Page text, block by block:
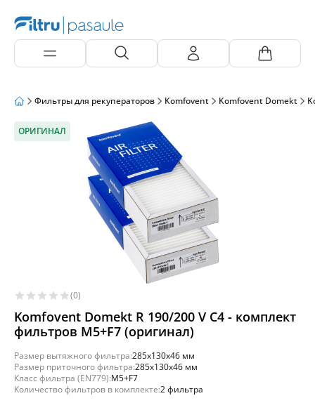
Фильтры для рекуператоров Komfovent Komfovent Domekt
ОРИГИНАЛ
(0)
Komfovent Domekt R 190/200 V C4 - комплект
фильтров M5+F7 (оригинал)
Размер вытяжного фильтра:285x130x46 мм
Размер приточного фильтра:285x130x46 мм
Класс фильтра (EN779):M5+F7
Количество фильтров в комплекте:2 фильтра